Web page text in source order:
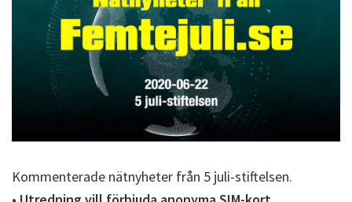
Kommenterade nätnyheter från 5 juli-stiftelsen.